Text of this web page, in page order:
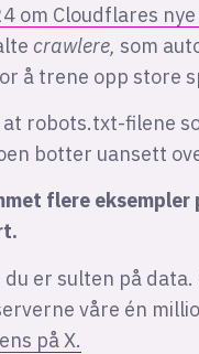
om Cloudflares
crawlere, som
å trene opp store
robots.txt-filene
botter uansett
flere
er sulten på
våre én
på X.